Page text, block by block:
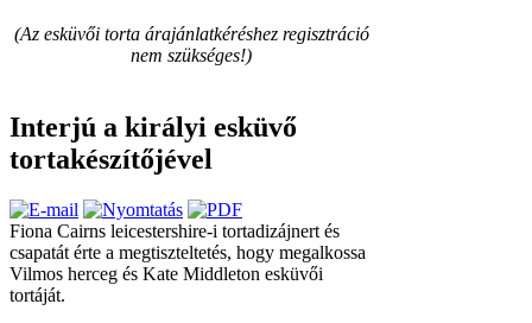
(Az esküvői torta árajánlatkéréshez regisztráció
nem szükséges!)
Interjú a királyi esküvő
tortakészítőjével
Fiona Cairns leicestershire-i tortadizájnert és
csapatát érte a megtiszteltetés, hogy megalkossa
Vilmos herceg és Kate Middleton esküvői
tortáját.